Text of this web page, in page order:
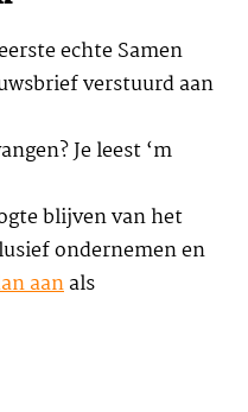
echte Samen
verstuurd aan
Je leest ‘m
blijven van het
ondernemen en
aanals